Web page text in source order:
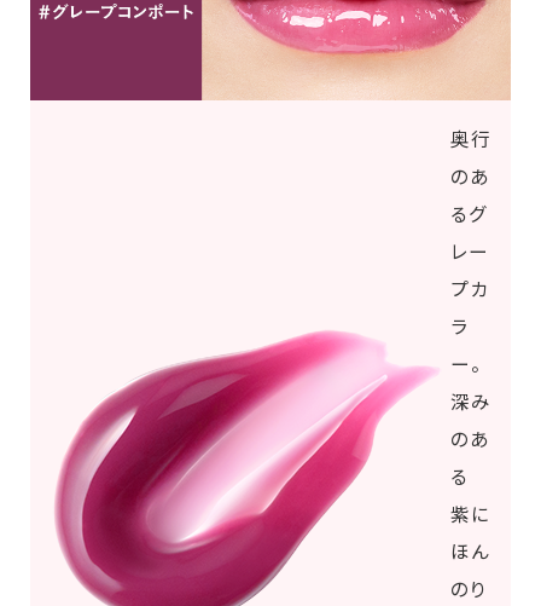
奥行
のあ
るグ
レー
プカ
ラ
ー。
深み
のあ
る
紫に
ほん
のり